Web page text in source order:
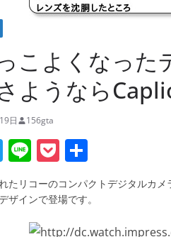
こよくなった
ようなら
日 156gta
T
w
itt
Li
n
e
P
o
ck
有
たリコーのコンパクトデジタルカメ
ザインで登場です。